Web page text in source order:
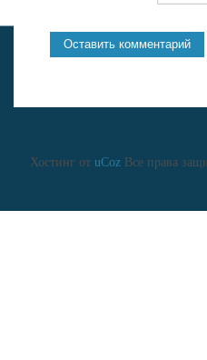
Хостинг от uCozВсе права